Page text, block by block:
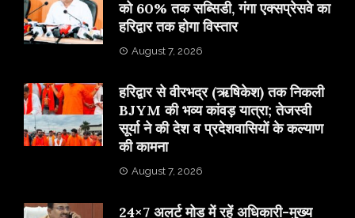
को 60% तक सब्सिडी, गंगा एक्सप्रेसवे का
हरिद्वार तक होगा विस्तार
August 7, 2026
​हरिद्वार से वीरभद्र (ऋषिकेश) तक निकली
BJYM की भव्य कांवड़ यात्रा; तेजस्वी
सूर्या ने की देश व प्रदेशवासियों के कल्याण
की कामना
August 7, 2026
24×7 अलर्ट मोड में रहें अधिकारी-मुख्य